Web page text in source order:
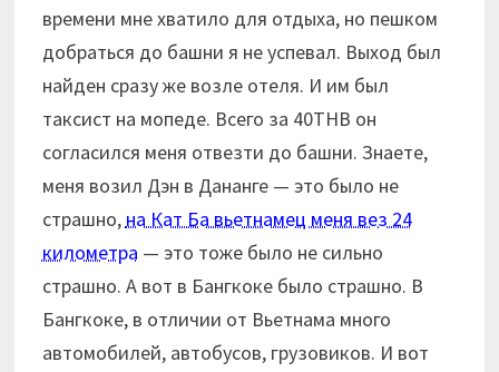
времени мне хватило для отдыха, но пешком
добраться до башни я не успевал. Выход был
найден сразу же возле отеля. И им был
таксист на мопеде. Всего за 40THB он
согласился меня отвезти до башни. Знаете,
меня возил Дэн в Дананге — это было не
страшно, на Кат Ба вьетнамец меня вез 24
километра — это тоже было не сильно
страшно. А вот в Бангкоке было страшно. В
Бангкоке, в отличии от Вьетнама много
автомобилей, автобусов, грузовиков. И вот